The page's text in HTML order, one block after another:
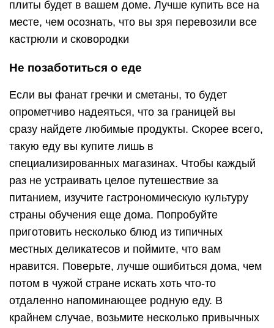
плиты будет в вашем доме. Лучше купить все на
месте, чем осознать, что вы зря перевозили все
кастрюли и сковородки
Не позаботиться о еде
Если вы фанат гречки и сметаны, то будет
опрометчиво надеяться, что за границей вы
сразу найдете любимые продукты. Скорее всего,
такую еду вы купите лишь в
специализированных магазинах. Чтобы каждый
раз не устраивать целое путешествие за
питанием, изучите гастрономическую культуру
страны обучения еще дома. Попробуйте
приготовить несколько блюд из типичных
местных деликатесов и поймите, что вам
нравится. Поверьте, лучше ошибиться дома, чем
потом в чужой стране искать хоть что-то
отдаленно напоминающее родную еду. В
крайнем случае, возьмите несколько привычных